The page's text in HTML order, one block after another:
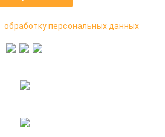
обработку персональных данных